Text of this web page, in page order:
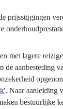
prijsstijgingen
met lagere
de aanbesteding
. Naar aanleiding
bestuurlijke